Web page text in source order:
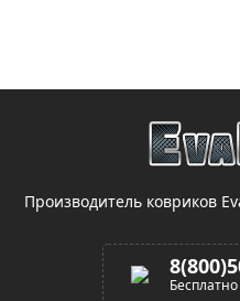
Производитель ковриков